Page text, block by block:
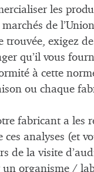
les
de
trouvée, exigez
qu’il vous
à cette
ou chaque
fabricant a les
analyses (et
de la visite
un organisme /